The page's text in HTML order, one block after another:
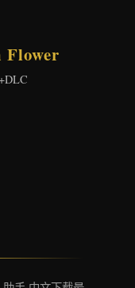
Flower